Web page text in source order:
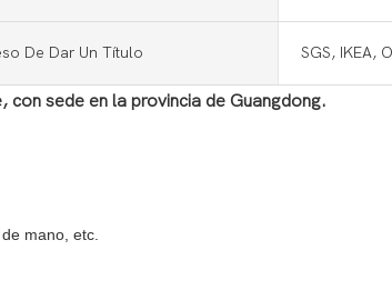
De Dar Un Título SGS, IKEA,
sede en la provincia de Guangdong.
mano, etc.